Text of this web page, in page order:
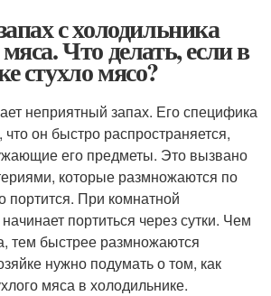
с холодильника
Что делать, если в
стухло мясо?
неприятный запах. Его специфика
он быстро распространяется,
его предметы. Это вызвано
которые размножаются по
портится. При комнатной
портиться через сутки. Чем
тем быстрее размножаются
нужно подумать о том, как
мяса в холодильнике.